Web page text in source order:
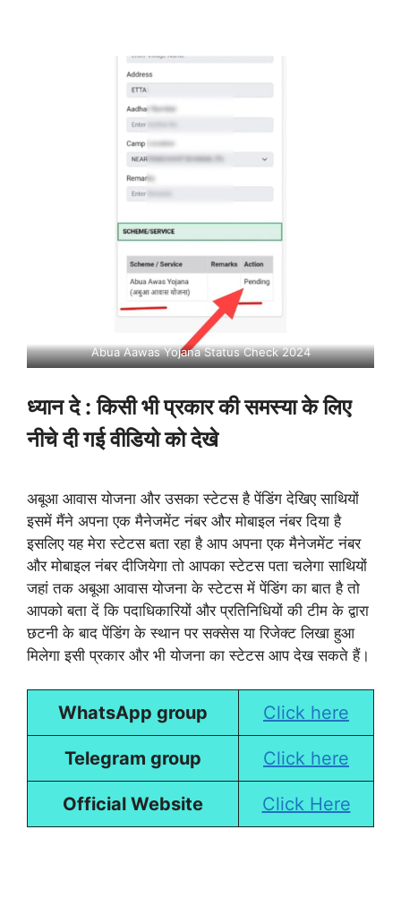
Abua Aawas Yojana Status Check 2024
ध्यान दे : किसी भी प्रकार की समस्या के लिए
नीचे दी गई वीडियो को देखे
अबूआ आवास योजना और उसका स्टेटस है पेंडिंग देखिए साथियों
इसमें मैंने अपना एक मैनेजमेंट नंबर और मोबाइल नंबर दिया है
इसलिए यह मेरा स्टेटस बता रहा है आप अपना एक मैनेजमेंट नंबर
और मोबाइल नंबर दीजियेगा तो आपका स्टेटस पता चलेगा साथियों
जहां तक अबूआ आवास योजना के स्टेटस में पेंडिंग का बात है तो
आपको बता दें कि पदाधिकारियों और प्रतिनिधियों की टीम के द्वारा
छटनी के बाद पेंडिंग के स्थान पर सक्सेस या रिजेक्ट लिखा हुआ
मिलेगा इसी प्रकार और भी योजना का स्टेटस आप देख सकते हैं।
WhatsApp group Click here
Telegram group Click here
Official Website Click Here